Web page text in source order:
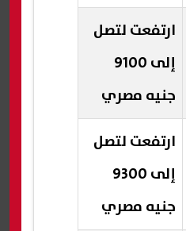
ارتفعت لتصل
إلى 9100
جنيه مصري
ارتفعت لتصل
إلى 9300
جنيه مصري